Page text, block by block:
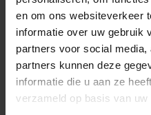
en om ons websiteverkeer
informatie over uw gebruik
partners voor social
partners kunnen deze
informatie die u aan ze
verzameld op basis van
Telefoon Geel